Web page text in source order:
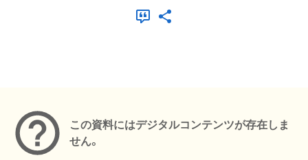
この資料にはデジタルコンテンツが存在しま
せん。